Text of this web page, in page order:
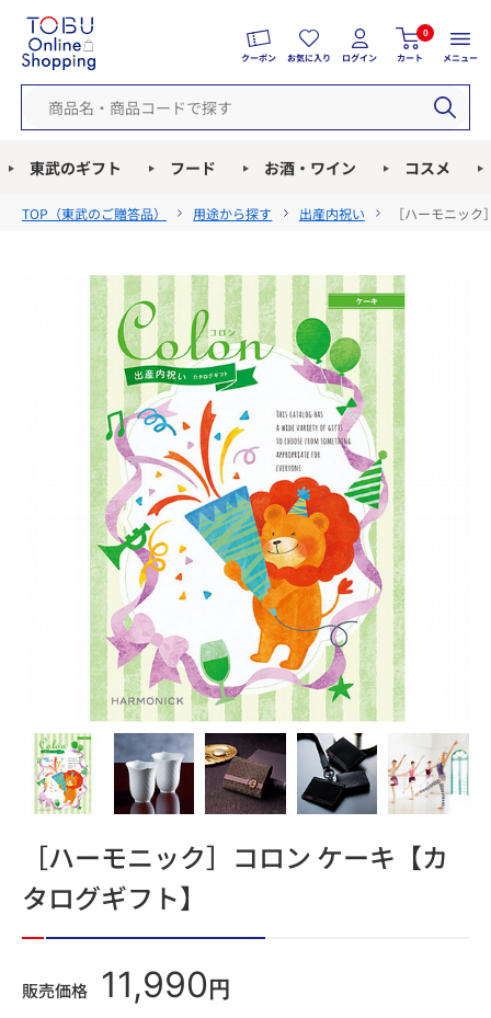
クーポン お気に入り ログイン
0
カート メニュー
東武のギフト フード お酒・ワイン コスメ
TOP（東武のご贈答品） 用途から探す 出産内祝い ［ハーモニッ
［ハーモニック］コロン ケーキ【カ
タログギフト】
販売価格 11,990 円